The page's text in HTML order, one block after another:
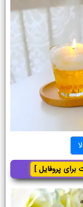
پروفایل ]